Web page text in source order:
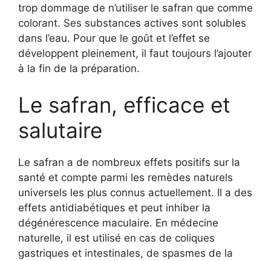
trop dommage de n’utiliser le safran que comme
colorant. Ses substances actives sont solubles
dans l’eau. Pour que le goût et l’effet se
développent pleinement, il faut toujours l’ajouter
à la fin de la préparation.
Le safran, efficace et
salutaire
Le safran a de nombreux effets positifs sur la
santé et compte parmi les remèdes naturels
universels les plus connus actuellement. Il a des
effets antidiabétiques et peut inhiber la
dégénérescence maculaire. En médecine
naturelle, il est utilisé en cas de coliques
gastriques et intestinales, de spasmes de la